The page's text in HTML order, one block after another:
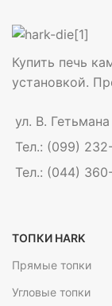
Купить печь
установкой.
ул. В.
Тел.: (099)
Тел.: (044)
ТОПКИ HARK
Прямые топки
Угловые топки